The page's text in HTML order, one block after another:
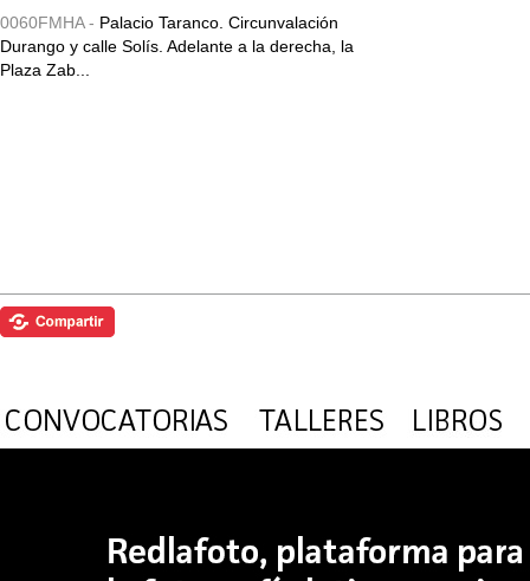
0060FMHA - Palacio Taranco. Circunvalación
Durango y calle Solís. Adelante a la derecha, la
Plaza Zab...